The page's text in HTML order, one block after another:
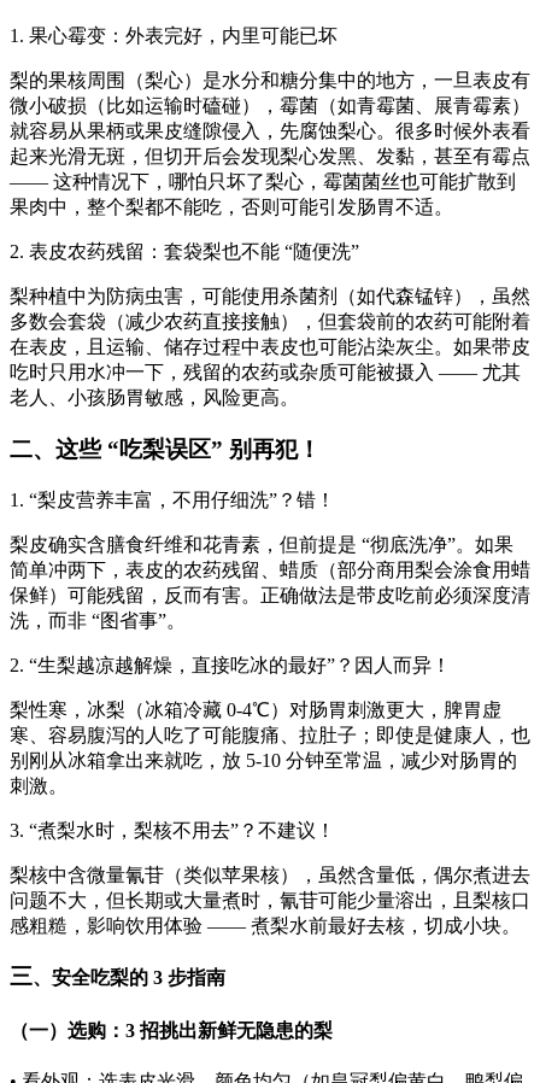
1. 果心霉变：外表完好，内里可能已坏
梨的果核周围（梨心）是水分和糖分集中的地方，一旦表皮有
微小破损（比如运输时磕碰），霉菌（如青霉菌、展青霉素）
就容易从果柄或果皮缝隙侵入，先腐蚀梨心。很多时候外表看
起来光滑无斑，但切开后会发现梨心发黑、发黏，甚至有霉点
—— 这种情况下，哪怕只坏了梨心，霉菌菌丝也可能扩散到
果肉中，整个梨都不能吃，否则可能引发肠胃不适。
2. 表皮农药残留：套袋梨也不能 “随便洗”
梨种植中为防病虫害，可能使用杀菌剂（如代森锰锌），虽然
多数会套袋（减少农药直接接触），但套袋前的农药可能附着
在表皮，且运输、储存过程中表皮也可能沾染灰尘。如果带皮
吃时只用水冲一下，残留的农药或杂质可能被摄入 —— 尤其
老人、小孩肠胃敏感，风险更高。
二、这些 “吃梨误区” 别再犯！
1. “梨皮营养丰富，不用仔细洗”？错！
梨皮确实含膳食纤维和花青素，但前提是 “彻底洗净”。如果
简单冲两下，表皮的农药残留、蜡质（部分商用梨会涂食用蜡
保鲜）可能残留，反而有害。正确做法是带皮吃前必须深度清
洗，而非 “图省事”。
2. “生梨越凉越解燥，直接吃冰的最好”？因人而异！
梨性寒，冰梨（冰箱冷藏 0-4℃）对肠胃刺激更大，脾胃虚
寒、容易腹泻的人吃了可能腹痛、拉肚子；即使是健康人，也
别刚从冰箱拿出来就吃，放 5-10 分钟至常温，减少对肠胃的
刺激。
3. “煮梨水时，梨核不用去”？不建议！
梨核中含微量氰苷（类似苹果核），虽然含量低，偶尔煮进去
问题不大，但长期或大量煮时，氰苷可能少量溶出，且梨核口
感粗糙，影响饮用体验 —— 煮梨水前最好去核，切成小块。
三、安全吃梨的 3 步指南
（一）选购：3 招挑出新鲜无隐患的梨